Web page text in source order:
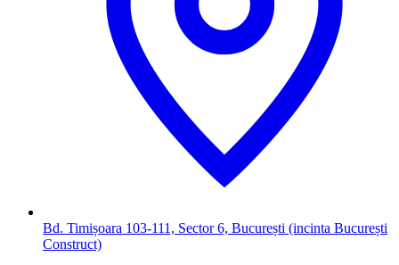
Bd. Timișoara 103-111, Sector 6, București (incinta București
Construct)